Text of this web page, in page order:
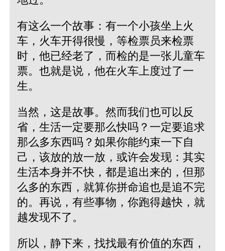
有这么一个故事：有一个小孩坐上火
车，火车开得很慢，等检票员来检票
时，他已经老了，而检的是一张儿童车
票。也就是说，他在火车上度过了一
生。
当然，这是故事。然而我们也可以反
省，生活一定要那么快吗？一定要追求
那么多东西吗？如果你能约束一下自
己，该放的放一放，或许会发现：其实
生活本身并不快，都是追出来的，但那
么多的东西，就算你拼命追也是追不完
的。再说，有些事物，你跑得越快，就
越发现不了。
所以，静下来，找找最有价值的东西，